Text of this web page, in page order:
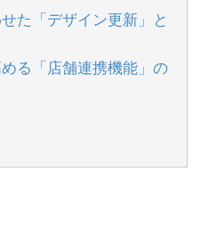
た「デザイン更新」と
る「店舗連携機能」の